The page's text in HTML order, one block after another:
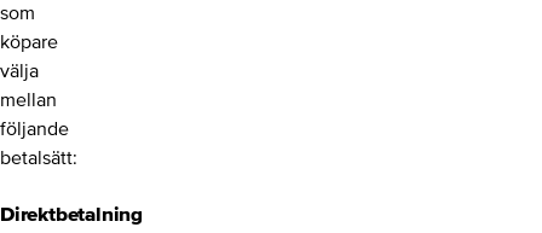
som
köpare
välja
mellan
följande
betalsätt:
Direktbetalning